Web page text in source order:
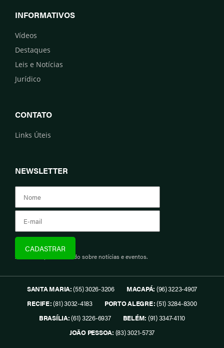
INFORMATIVOS
Vídeos
Destaques
Leis e Notícias
Jurídico
CONTATO
Links Úteis
NEWSLETTER
Assine e fique informado sobre notícias e eventos.
SANTA MARIA:(55) 3026-3206 MACAPÁ: (96) 3223-4907
RECIFE:(81) 3032-4183 PORTO ALEGRE:(51) 3284-8300
BRASÍLIA:(61) 3226-6937 BELÉM: (91) 3347-4110
JOÃO PESSOA: (83) 3021-5737